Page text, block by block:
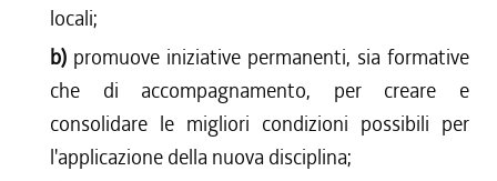
locali;
b) promuove iniziative permanenti, sia formative
che di accompagnamento, per creare e
consolidare le migliori condizioni possibili per
l'applicazione della nuova disciplina;